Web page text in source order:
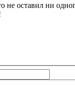
не оставил ни